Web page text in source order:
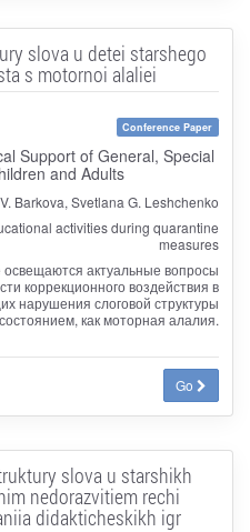
slova u detei starshego
s motornoi alaliei
Conference Paper
Support of General, Special
and Adults
Barkova, Svetlana G. Leshchenko
activities during quarantine
measures
освещаются актуальные вопросы
коррекционного воздействия в
нарушения слоговой структуры
как моторная алалия.
Go
slova u starshikh
nedorazvitiem rechi
didakticheskikh igr